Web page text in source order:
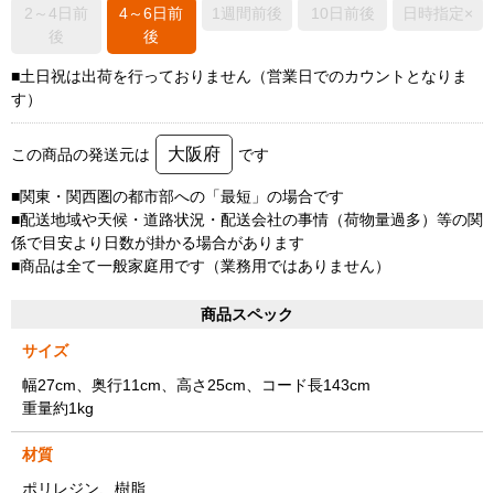
2～4日前
後
4～6日前
後
1週間前後 10日前後 日時指定×
■土日祝は出荷を行っておりません（営業日でのカウントとなりま
す）
この商品の発送元は 大阪府 です
■関東・関西圏の都市部への「最短」の場合です
■配送地域や天候・道路状況・配送会社の事情（荷物量過多）等の関
係で目安より日数が掛かる場合があります
■商品は全て一般家庭用です（業務用ではありません）
商品スペック
サイズ
幅27cm、奥行11cm、高さ25cm、コード長143cm
重量約1kg
材質
ポリレジン、樹脂